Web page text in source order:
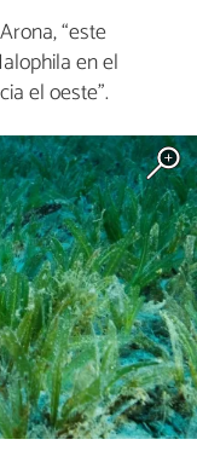
“este
en el
el oeste”.